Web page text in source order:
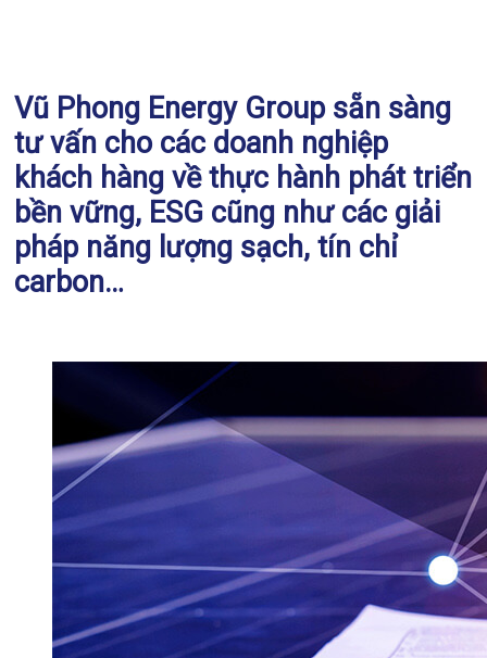
Vũ Phong Energy Group sẵn sàng
tư vấn cho các doanh nghiệp
khách hàng về thực hành phát triển
bền vững, ESG cũng như các giải
pháp năng lượng sạch, tín chỉ
carbon…